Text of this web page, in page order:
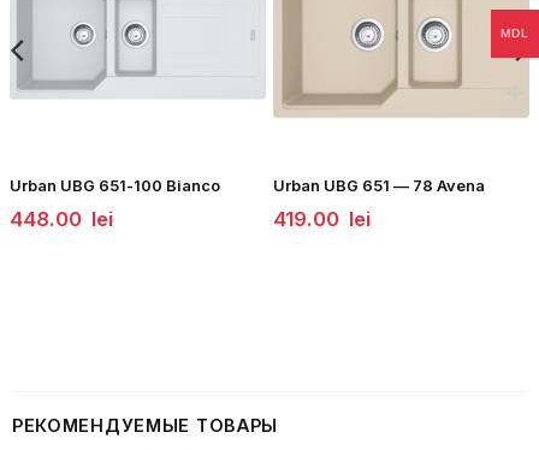
Urban UBG 651-100 Bianco
448.00 lei
Urban UBG 651 — 78 Avena
419.00 lei
РЕКОМЕНДУЕМЫЕ ТОВАРЫ
MDL